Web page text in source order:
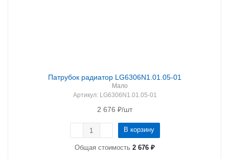
Патрубок радиатор LG6306N1.01.05-01
Мало
Артикул: LG6306N1.01.05-01
2 676 ₽/шт
В корзину
Общая стоимость 2 676 ₽